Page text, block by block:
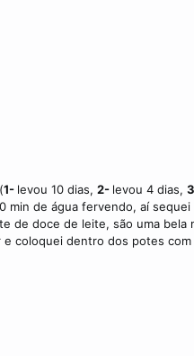
1- levou 10 dias, 2- levou 4 dias,
min de água fervendo, aí
de doce de leite, são uma
coloquei dentro dos potes